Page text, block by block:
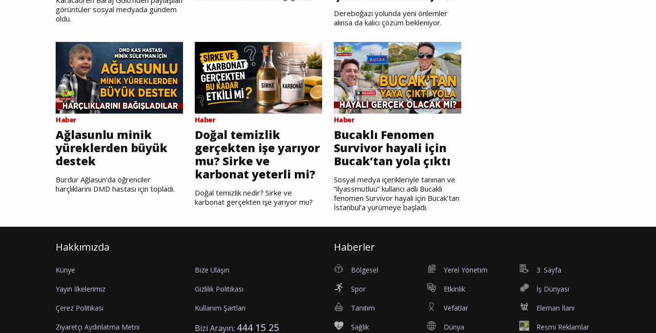
görüntüler sosyal medyada gündem
oldu.
Dereboğazı yolunda yeni önlemler
alınsa da kalıcı çözüm bekleniyor.
Haber
Ağlasunlu minik
yüreklerden büyük
destek
Burdur Ağlasun’da öğrenciler
harçlıklarını DMD hastası için topladı.
Haber
Doğal temizlik
gerçekten işe yarıyor
mu? Sirke ve
karbonat yeterli mi?
Doğal temizlik nedir? Sirke ve
karbonat gerçekten işe yarıyor mu?
Haber
Bucaklı Fenomen
Survivor hayali için
Bucak’tan yola çıktı
Sosyal medya içerikleriyle tanınan ve
“ilyassmutluu” kullancı adlı Bucaklı
fenomen Survivor hayali için Bucak’tan
İstanbul’a yürümeye başladı.
Hakkımızda
Künye Bize Ulaşın
Yayın İlkelerimiz Gizlilik Politikası
Çerez Politikası Kullanım Şartları
Ziyaretçi Aydınlatma Metni Bizi Arayın: 444 15 25
Haberler
Bölgesel Yerel Yönetim 3. Sayfa
Spor Etkinlik İş Dünyası
Tanıtım Vefatlar Eleman İlanı
Sağlık Dünya Resmi Reklamlar